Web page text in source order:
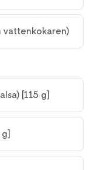
vattenkokaren)
[115 g]